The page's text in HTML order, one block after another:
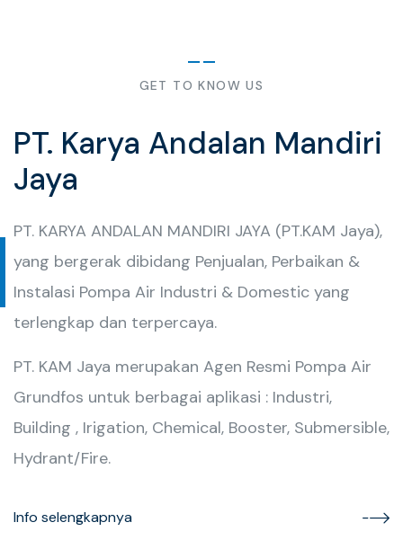
GET TO KNOW US
PT. Karya Andalan Mandiri
Jaya
PT. KARYA ANDALAN MANDIRI JAYA (PT.KAM Jaya),
yang bergerak dibidang Penjualan, Perbaikan &
Instalasi Pompa Air Industri & Domestic yang
terlengkap dan terpercaya.
PT. KAM Jaya merupakan Agen Resmi Pompa Air
Grundfos untuk berbagai aplikasi : Industri,
Building , Irigation, Chemical, Booster, Submersible,
Hydrant/Fire.
Info selengkapnya